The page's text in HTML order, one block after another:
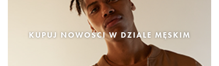
KUPUJ NOWOŚCI W DZIALE MĘSKIM